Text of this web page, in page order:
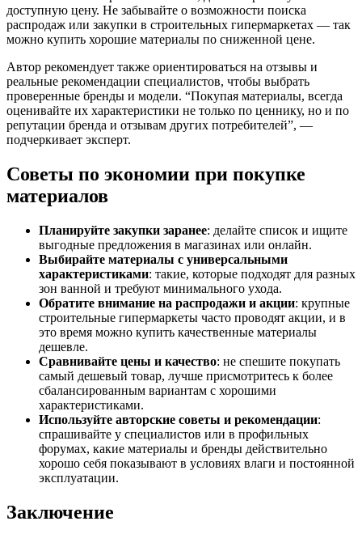
доступную цену. Не забывайте о возможности поиска
распродаж или закупки в строительных гипермаркетах — так
можно купить хорошие материалы по сниженной цене.
Автор рекомендует также ориентироваться на отзывы и
реальные рекомендации специалистов, чтобы выбрать
проверенные бренды и модели. “Покупая материалы, всегда
оценивайте их характеристики не только по ценнику, но и по
репутации бренда и отзывам других потребителей”, —
подчеркивает эксперт.
Советы по экономии при покупке
материалов
Планируйте закупки заранее: делайте список и ищите
выгодные предложения в магазинах или онлайн.
Выбирайте материалы с универсальными
характеристиками: такие, которые подходят для разных
зон ванной и требуют минимального ухода.
Обратите внимание на распродажи и акции: крупные
строительные гипермаркеты часто проводят акции, и в
это время можно купить качественные материалы
дешевле.
Сравнивайте цены и качество: не спешите покупать
самый дешевый товар, лучше присмотритесь к более
сбалансированным вариантам с хорошими
характеристиками.
Используйте авторские советы и рекомендации:
спрашивайте у специалистов или в профильных
форумах, какие материалы и бренды действительно
хорошо себя показывают в условиях влаги и постоянной
эксплуатации.
Заключение